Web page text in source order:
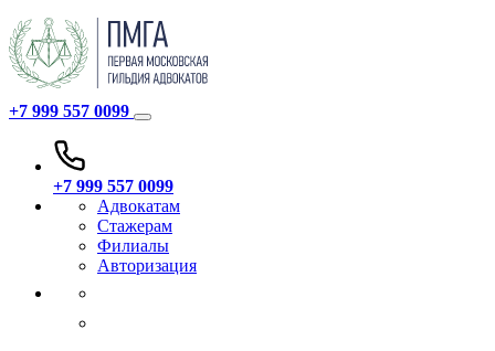
+7 999 557 0099
+7 999 557 0099
Адвокатам
Стажерам
Филиалы
Авторизация